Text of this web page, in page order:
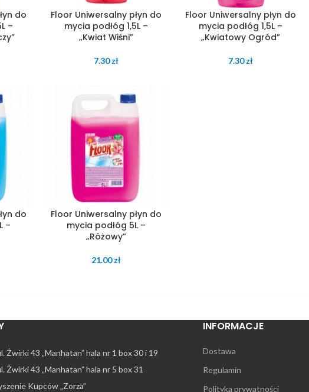
do
–
Floor Uniwersalny płyn do
mycia podłóg 1,5L –
„Kwiat Wiśni”
7.30zł
Floor Uniwersalny płyn do
mycia podłóg 1,5L –
„Kwiatowy Ogród”
7.30zł
do
–
Floor Uniwersalny płyn do
mycia podłóg 5L –
„Różowy”
21.00zł
Żwirki 43 „Manhatan” hala nr 1 box 30 i 19
Żwirki 43 „Manhatan” hala nr 5 box 31
Kupców „Zorza”
INFORMACJE
Dostawa
Regulamin
Polityka prywatności